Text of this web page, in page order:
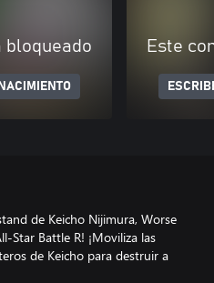
bloqueado Este
de Keicho Nijimura, Worse
Star Battle R! ¡Moviliza las
de Keicho para destruir a